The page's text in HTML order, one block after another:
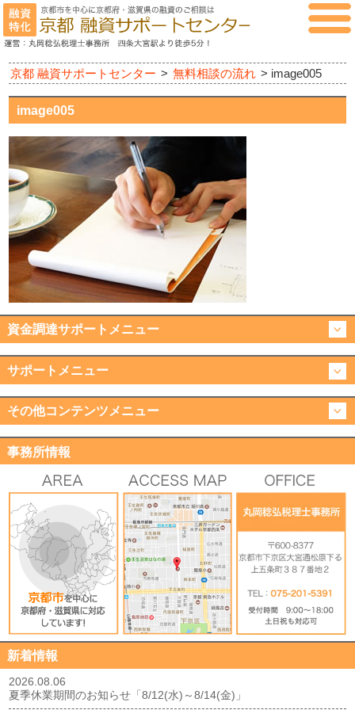
京都 融資サポートセンター > 無料相談の流れ > image005
image005
資金調達サポートメニュー
サポートメニュー
その他コンテンツメニュー
事務所情報
新着情報
2026.08.06
夏季休業期間のお知らせ「8/12(水)～8/14(金)」